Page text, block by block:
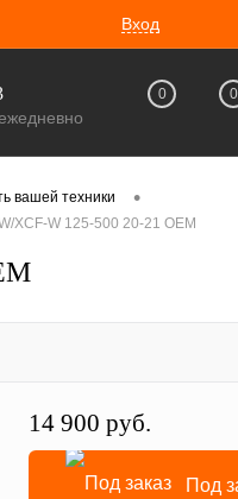
Вход
0 0
вашей техники •
XCF-W 125-500 20-21 OEM
14 900 руб.
Под